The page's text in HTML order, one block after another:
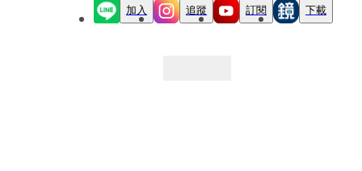
加入 追蹤 訂閱 下載